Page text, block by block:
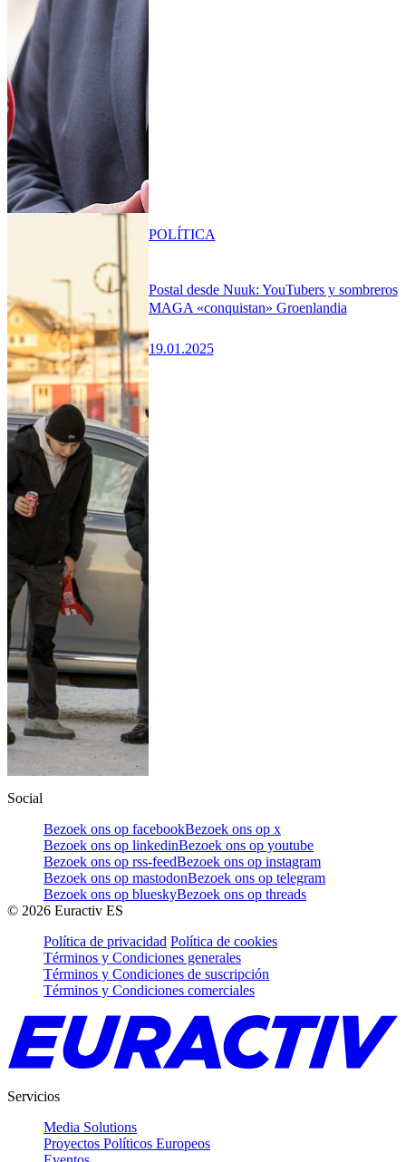
Postal desde Nuuk: YouTubers y sombreros
MAGA «conquistan» Groenlandia
19.01.2025
POLÍTICA
Social
Bezoek ons op facebookBezoek ons op x
Bezoek ons op linkedinBezoek ons op youtube
Bezoek ons op rss-feedBezoek ons op instagram
Bezoek ons op mastodonBezoek ons op telegram
Bezoek ons op blueskyBezoek ons op threads
© 2026 Euractiv ES
Política de privacidad Política de cookies
Términos y Condiciones generales
Términos y Condiciones de suscripción
Términos y Condiciones comerciales
Servicios
Media Solutions
Proyectos Políticos Europeos